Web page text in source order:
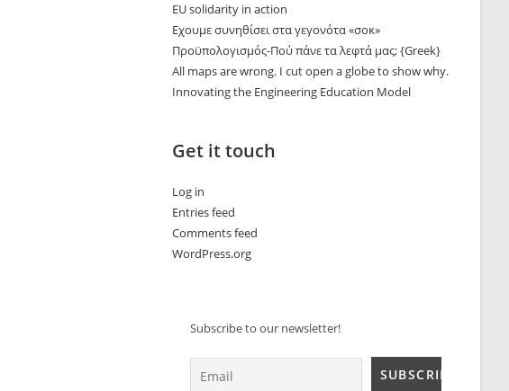
EU solidarity in action
Εχουμε συνηθίσει στα γεγονότα «σοκ»
Προϋπολογισμός-Πού πάνε τα λεφτά μας; {Greek}
All maps are wrong. I cut open a globe to show why.
Innovating the Engineering Education Model
Get it touch
Log in
Entries feed
Comments feed
WordPress.org
Subscribe to our newsletter!